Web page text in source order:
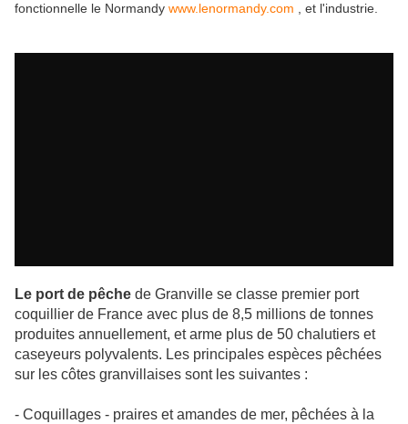
fonctionnelle le Normandy www.lenormandy.com , et l'industrie.
Le port de pêche de Granville se classe premier port
coquillier de France avec plus de 8,5 millions de tonnes
produites annuellement, et arme plus de 50 chalutiers et
caseyeurs polyvalents. Les principales espèces pêchées
sur les côtes granvillaises sont les suivantes :
- Coquillages - praires et amandes de mer, pêchées à la